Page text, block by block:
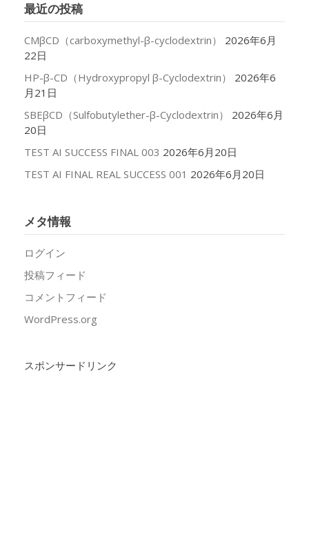
ブ
最近の投稿
CMβCD（carboxymethyl-β-cyclodextrin）
2026年6月
22日
HP-β-CD（Hydroxypropyl β-Cyclodextrin）
2026年6
月21日
SBEβCD（Sulfobutylether-β-Cyclodextrin）
2026年6月
20日
TEST AI SUCCESS FINAL 003 2026年6月20日
TEST AI FINAL REAL SUCCESS 001 2026年6月20日
メタ情報
ログイン
投稿フィード
コメントフィード
WordPress.org
スポンサードリンク